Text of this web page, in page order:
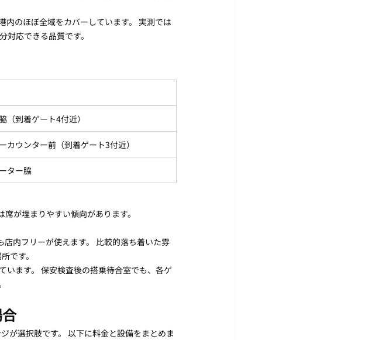
のほぼ全域をカバーしています。 実測では
応できる品質です。
（到着ゲート4付近）
カウンター前（到着ゲート3付近）
ター脇
が埋まりやすい傾向があります。
内フリーが使えます。 比較的落ち着いた雰
です。
います。 保安検査後の搭乗待合室でも、各ゲ
が選択肢です。 以下に料金と設備をまとめま